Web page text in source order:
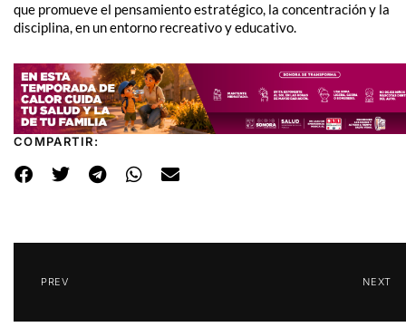
que promueve el pensamiento estratégico, la concentración y la
disciplina, en un entorno recreativo y educativo.
COMPARTIR:
PREV NEXT